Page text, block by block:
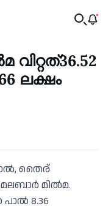
ലക്ഷം
തൈര്
മില്‍മ.
8.36